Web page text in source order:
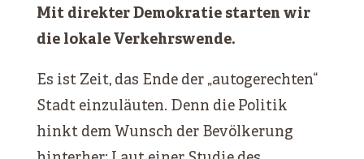
Mit direkter Demokratie starten wir
die lokale Verkehrswende.
Es ist Zeit, das Ende der „autogerechten“
Stadt einzuläuten. Denn die Politik
hinkt dem Wunsch der Bevölkerung